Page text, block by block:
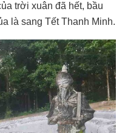
trời xuân đã hết, bầu
là sang Tết Thanh Minh.